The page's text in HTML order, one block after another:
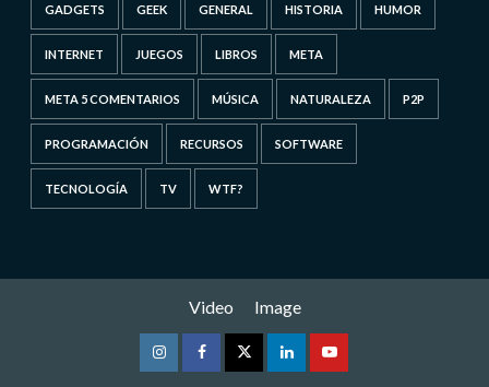
GADGETS GEEK GENERAL HISTORIA HUMOR
INTERNET JUEGOS LIBROS META
META 5 COMENTARIOS MÚSICA NATURALEZA P2P
PROGRAMACIÓN RECURSOS SOFTWARE
TECNOLOGÍA TV WTF?
Video Image
InstagramFacebookTwitterLinkedinYoutube